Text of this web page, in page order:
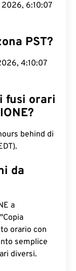
6:10:08
PST?
4:10:08
fusi orari
behind di
da
a
orario con
semplice
diversi.